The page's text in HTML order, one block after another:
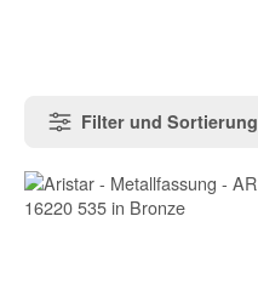
Filter und Sortierung